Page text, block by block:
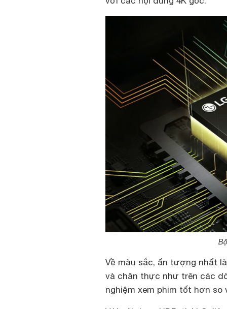
Về màu sắc, ấn tượng nhất
và chân thực như trên các
nghiệm xem phim tốt hơn so